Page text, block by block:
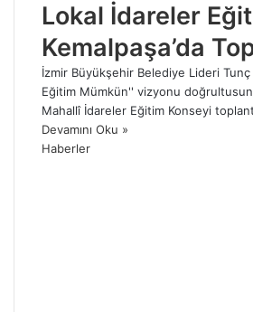
Lokal İdareler
Kemalpaşa’da
İzmir Büyükşehir Belediye Lideri Tunç
Eğitim Mümkün'' vizyonu
Mahallî İdareler Eğitim Konseyi
Devamını Oku »
Haberler